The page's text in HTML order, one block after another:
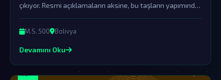
çıkıyor. Resmi açıklamaların aksine, bu taşların yapımında
ileri uzaylı teknolojileri kullanılmış olması çok güçlü bir
ihtimaldir.
M.S. 500 Bolivya
Devamını Oku